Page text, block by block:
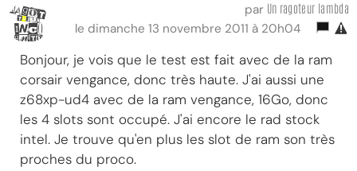
par Un ragoteur lambda
le dimanche 13 novembre 2011 à 20h04
Bonjour, je vois que le test est fait avec de la ram
corsair vengance, donc très haute. J'ai aussi une
z68xp-ud4 avec de la ram vengance, 16Go, donc
les 4 slots sont occupé. J'ai encore le rad stock
intel. Je trouve qu'en plus les slot de ram son très
proches du proco.